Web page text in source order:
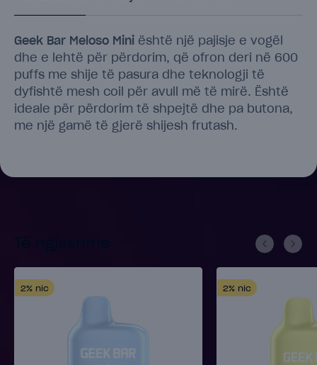
Geek Bar Meloso Mini është një pajisje e vogël
dhe e lehtë për përdorim, që ofron deri në 600
puffs me shije të pasura dhe teknologji të
dyfishtë mesh coil për avull më të mirë. Është
ideale për përdorim të shpejtë dhe pa butona,
me një gamë të gjerë shijesh frutash.
2% nic 2% nic